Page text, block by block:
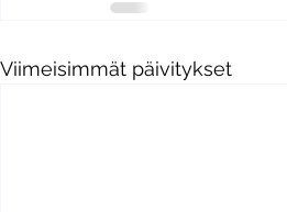
Viimeisimmät päivitykset